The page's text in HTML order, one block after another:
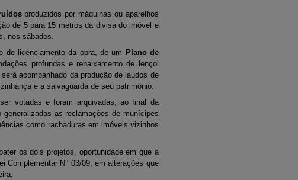
produzidos por máquinas ou aparelhos
de 5 para 15 metros da divisa do imóvel e
nos sábados.
de licenciamento da obra, de um Plano de
profundas e rebaixamento de lençol
acompanhado da produção de laudos de
e a salvaguarda de seu patrimônio.
votadas e foram arquivadas, ao final da
as reclamações de munícipes
como rachaduras em imóveis vizinhos
os dois projetos, oportunidade em que a
Complementar N° 03/09, em alterações que